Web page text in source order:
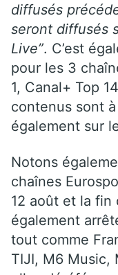
diffusés
seront diffusés
Live”. C’est
pour les 3
1, Canal+ Top
contenus sont
également sur
Notons
chaînes
12 août et la fin
également
tout comme
TIJI, M6 Music,